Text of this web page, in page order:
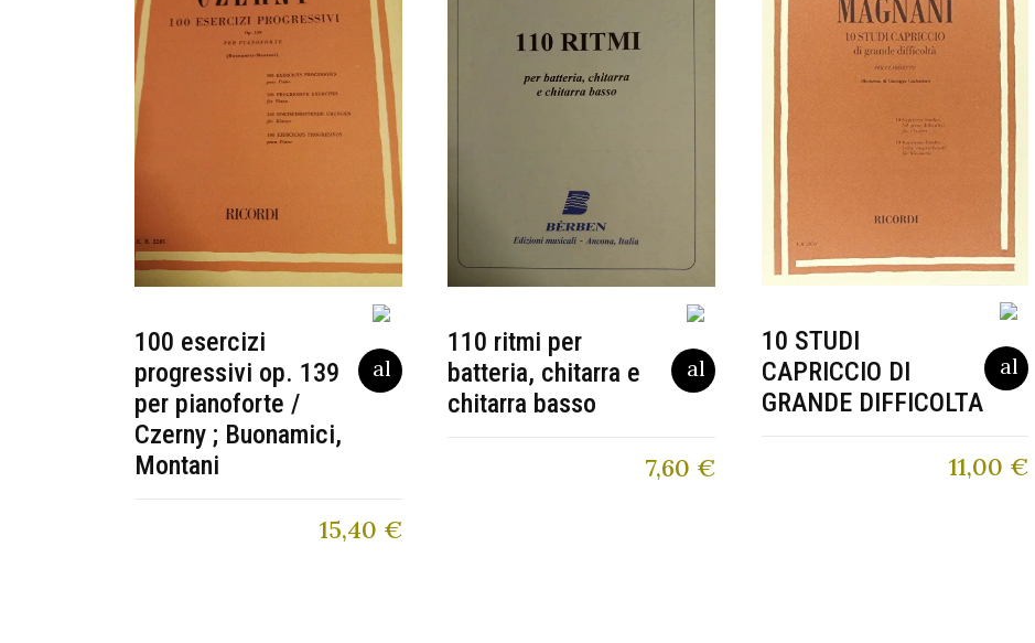
100 esercizi
progressivi op. 139
per pianoforte /
Czerny ; Buonamici,
Montani
15,40 €
110 ritmi per
batteria, chitarra e
chitarra basso
7,60 €
10 STUDI
CAPRICCIO DI
GRANDE DIFFICOLTA
11,00 €